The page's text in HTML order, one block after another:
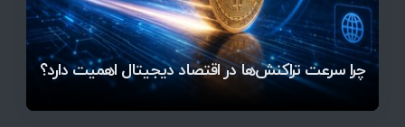
چرا سرعت تراکنش‌ها در اقتصاد دیجیتال اهمیت دارد؟
آخرین وضعیت بازار رمزارزها در جهان / مهم‌ترین
تهدید بیت‌کوین مشخص شد
اتفاق تاریخی در بازار رمزارزها / بیت‌کوین سبز شد
قیمت تتر، بیت‌کوین و اتریوم امروز دوشنبه ۵ مرداد
۱۴۰۵ | بیت‌کوین این مرز را از دست بدهد، همه‌چیز
تغییر می‌کند
رقابت پنهان دولت‌ها بر سر بیت‌کوین/ ۱۰ کشور برتر
کدامند؟
اتفاق مهم در بازار رمزارزها / بیت‌کوین وارد فاز تازه شد
تازه‌ترین رسوایی ارز دیجیتال؛ شکایت میلیاردی روی
میز / ۶۲۲ بیت‌کوین کجا رفت؟
بحران بدهی شرکت‌ها و خطر فروش اجباری میلیاردها
دلار بیت‌کوین